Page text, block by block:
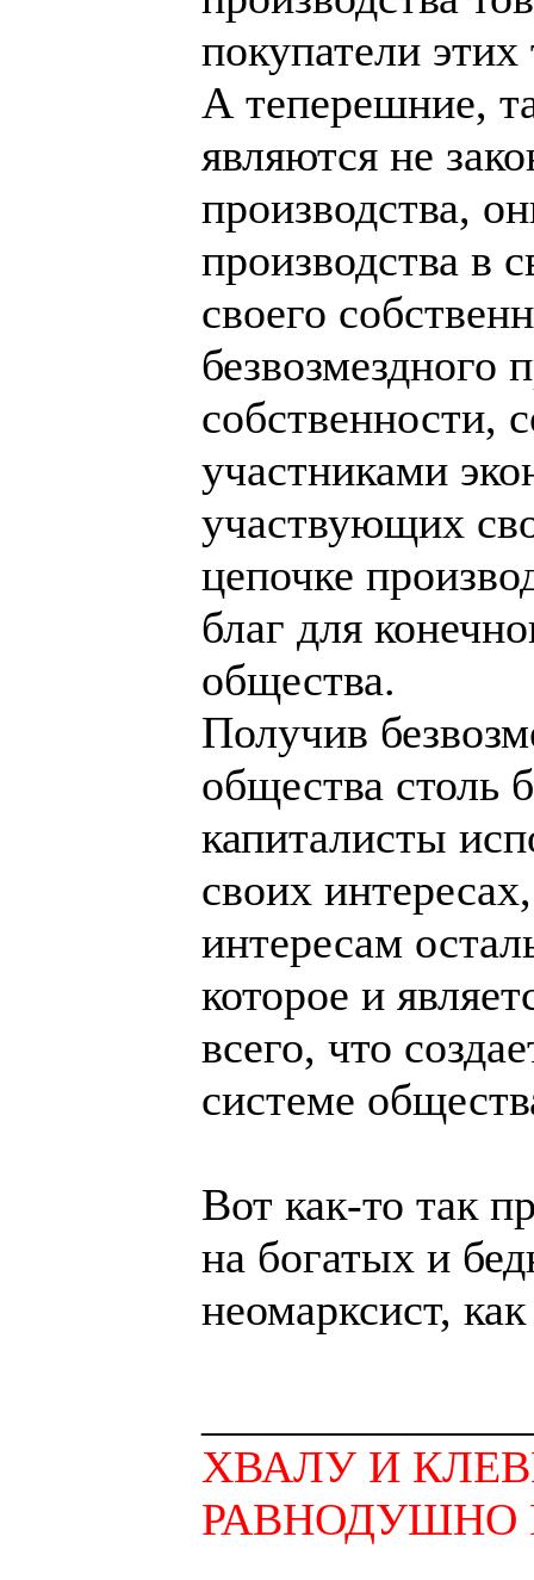
покупатели этих
А теперешние,
являются не
производства,
производства в
своего
безвозмездного
собственности,
участниками
участвующих
цепочке
благ для
общества.
Получив
общества столь
капиталисты
своих
интересам
которое и
всего, что
системе
Вот как-то так
на богатых и
неомарксист,
ХВАЛУ И
РАВНОДУШНО